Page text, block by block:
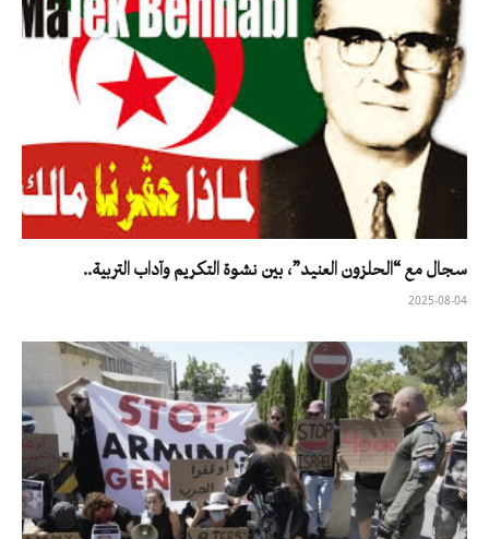
سجال مع “الحلزون العنيد”، بين نشوة التكريم وآداب التربية..
2025-08-04